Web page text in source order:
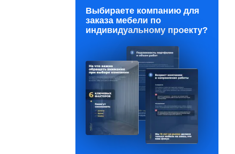
Выбираете компанию для
заказа мебели по
индивидуальному проекту?